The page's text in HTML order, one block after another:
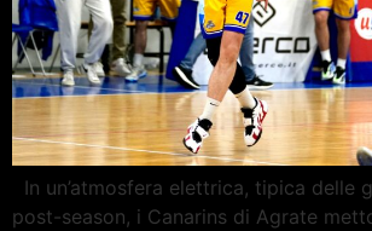
In un’atmosfera elettrica, tipica delle
post-season, i Canarins di Agrate